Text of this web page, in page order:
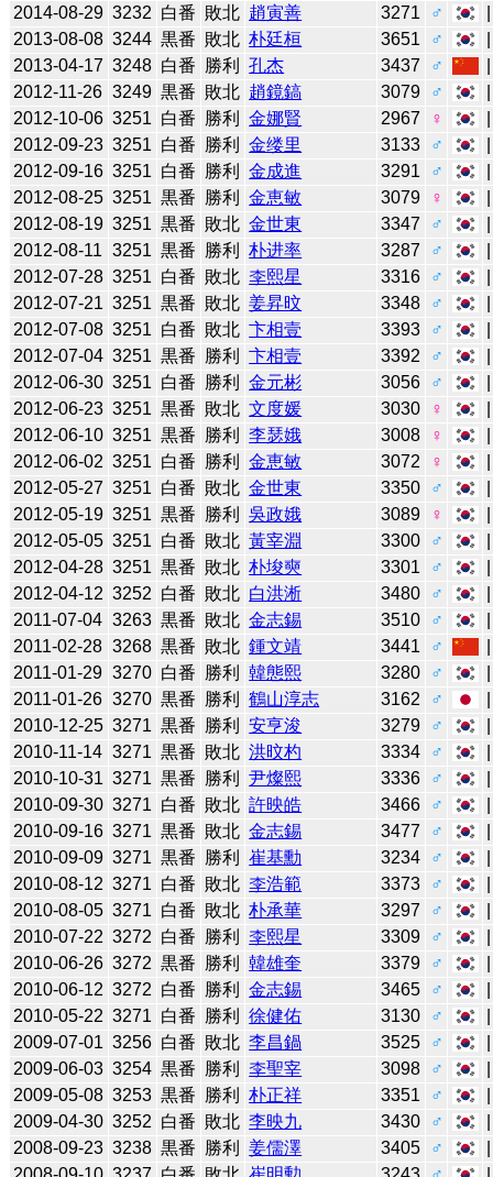
2014-08-29 3232 白番 敗北 趙寅善 3271 ♂
2013-08-08 3244 黒番 敗北 朴廷桓 3651 ♂
2013-04-17 3248 白番 勝利 孔杰 3437 ♂
2012-11-26 3249 黒番 敗北 趙鏡鎬 3079 ♂
2012-10-06 3251 白番 勝利 金娜賢 2967 ♀
2012-09-23 3251 白番 勝利 金缕里 3133 ♂
2012-09-16 3251 白番 勝利 金成進 3291 ♂
2012-08-25 3251 黒番 勝利 金恵敏 3079 ♀
2012-08-19 3251 黒番 敗北 金世東 3347 ♂
2012-08-11 3251 黒番 勝利 朴进率 3287 ♂
2012-07-28 3251 白番 敗北 李熙星 3316 ♂
2012-07-21 3251 黒番 敗北 姜昇旼 3348 ♂
2012-07-08 3251 白番 敗北 卞相壹 3393 ♂
2012-07-04 3251 黒番 勝利 卞相壹 3392 ♂
2012-06-30 3251 白番 勝利 金元彬 3056 ♂
2012-06-23 3251 黒番 敗北 文度媛 3030 ♀
2012-06-10 3251 黒番 勝利 李瑟娥 3008 ♀
2012-06-02 3251 白番 勝利 金恵敏 3072 ♀
2012-05-27 3251 白番 敗北 金世東 3350 ♂
2012-05-19 3251 黒番 勝利 吳政娥 3089 ♀
2012-05-05 3251 白番 敗北 黃宰淵 3300 ♂
2012-04-28 3251 黒番 敗北 朴埈奭 3301 ♂
2012-04-12 3252 白番 敗北 白洪淅 3480 ♂
2011-07-04 3263 黒番 敗北 金志錫 3510 ♂
2011-02-28 3268 黒番 敗北 鍾文靖 3441 ♂
2011-01-29 3270 白番 勝利 韓態熙 3280 ♂
2011-01-26 3270 黒番 勝利 鶴山淳志 3162 ♂
2010-12-25 3271 黒番 勝利 安亨浚 3279 ♂
2010-11-14 3271 黒番 敗北 洪旼杓 3334 ♂
2010-10-31 3271 黒番 勝利 尹燦熙 3336 ♂
2010-09-30 3271 白番 敗北 許映皓 3466 ♂
2010-09-16 3271 黒番 敗北 金志錫 3477 ♂
2010-09-09 3271 黒番 勝利 崔基勳 3234 ♂
2010-08-12 3271 白番 敗北 李浩範 3373 ♂
2010-08-05 3271 白番 敗北 朴承華 3297 ♂
2010-07-22 3272 白番 勝利 李熙星 3309 ♂
2010-06-26 3272 黒番 勝利 韓雄奎 3379 ♂
2010-06-12 3272 白番 勝利 金志錫 3465 ♂
2010-05-22 3271 白番 勝利 徐健佑 3130 ♂
2009-07-01 3256 白番 敗北 李昌鍋 3525 ♂
2009-06-03 3254 黒番 勝利 李聖宰 3098 ♂
2009-05-08 3253 黒番 勝利 朴正祥 3351 ♂
2009-04-30 3252 白番 敗北 李映九 3430 ♂
2008-09-23 3238 黒番 勝利 姜儒澤 3405 ♂